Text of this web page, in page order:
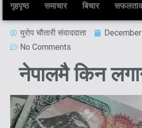
गृहपृष्ठ समाचार बिचार
युरोप चौतारी संवाददाता
No Comments
नेपालमै किन